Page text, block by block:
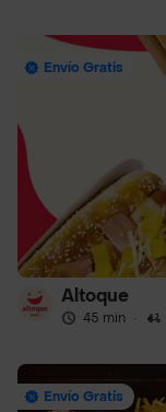
Envío Gratis
Altoque
45 min ·
Envío Gratis